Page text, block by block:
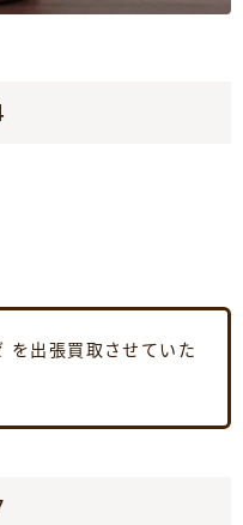
を出張買取させていた